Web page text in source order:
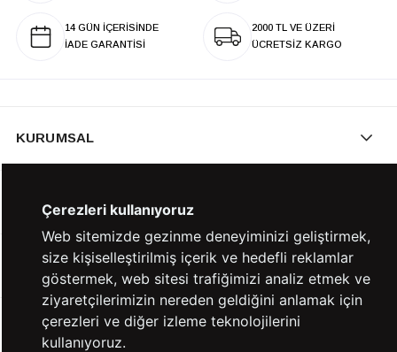
14 GÜN İÇERİSİNDE
İADE GARANTİSİ
2000 TL VE ÜZERİ
ÜCRETSİZ KARGO
KURUMSAL
KATEGORİLER
YARDIM
BİZE ULAŞIN
Çerezleri kullanıyoruz
Web sitemizde gezinme deneyiminizi geliştirmek,
size kişiselleştirilmiş içerik ve hedefli reklamlar
göstermek, web sitesi trafiğimizi analiz etmek ve
ziyaretçilerimizin nereden geldiğini anlamak için
çerezleri ve diğer izleme teknolojilerini
kullanıyoruz.